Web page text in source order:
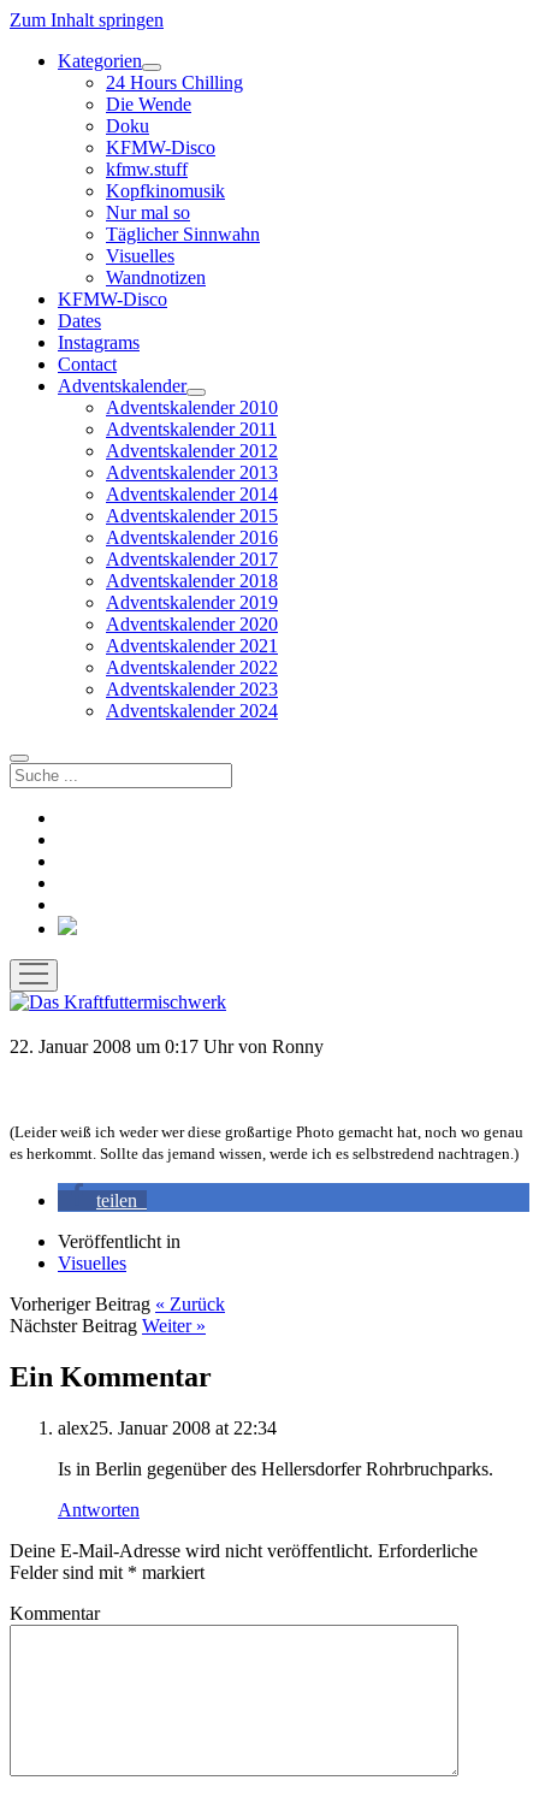
Zum Inhalt springen
Kategorien
Dropdown-
Menü
öffnen
24 Hours Chilling
Die Wende
Doku
KFMW-Disco
kfmw.stuff
Kopfkinomusik
Nur mal so
Täglicher Sinnwahn
Visuelles
Wandnotizen
KFMW-Disco
Dates
Instagrams
Contact
Adventskalender
Dropdown-
Menü
öffnen
Adventskalender 2010
Adventskalender 2011
Adventskalender 2012
Adventskalender 2013
Adventskalender 2014
Adventskalender 2015
Adventskalender 2016
Adventskalender 2017
Adventskalender 2018
Adventskalender 2019
Adventskalender 2020
Adventskalender 2021
Adventskalender 2022
Adventskalender 2023
Adventskalender 2024
Suchen
Bluesky
Menü
öffnen
22. Januar 2008 um 0:17 Uhrvon Ronny
(Leider weiß ich weder wer diese großartige Photo gemacht hat, noch wo genau
es herkommt. Sollte das jemand wissen, werde ich es selbstredend nachtragen.)
teilen
Veröffentlicht in
Visuelles
Vorheriger Beitrag « Zurück
Nächster Beitrag Weiter »
Ein Kommentar
alex25. Januar 2008 at 22:34
Is in Berlin gegenüber des Hellersdorfer Rohrbruchparks.
Antworten
Deine E-Mail-Adresse wird nicht veröffentlicht. Erforderliche
Felder sind mit * markiert
Kommentar